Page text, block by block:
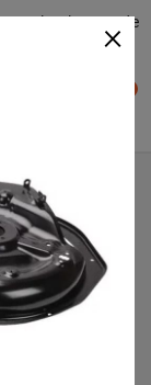
le plateau de
0 pour
×